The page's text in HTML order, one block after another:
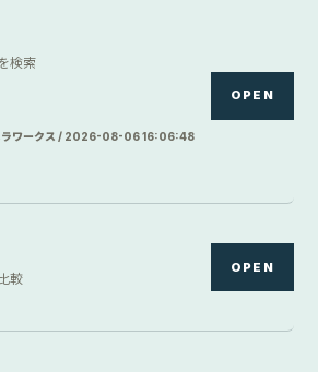
検索
ラワークス / 2026-08-06 16:06:48
OPEN
較
OPEN